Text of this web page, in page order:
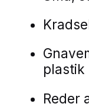
plastik
Reder